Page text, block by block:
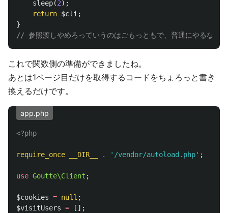
sleep(2);
return $cli ;
}
// 参照渡しやめろっていうのはごもっともで、普通にやるな
これで関数側の準備ができましたね。
あとは1ページ目だけを取得するコードをちょろっと書き
換えるだけです。
app.php
<?php
require_once __DIR__ . '/vendor/autoload.php' ;
use Goutte\Client ;
$cookies = null ;
$visitUsers =
[];